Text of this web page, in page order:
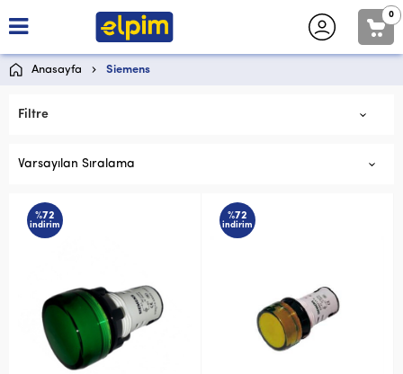
0
Anasayfa Siemens
Filtre
Varsayılan Sıralama
%72
indirim
%72
indirim